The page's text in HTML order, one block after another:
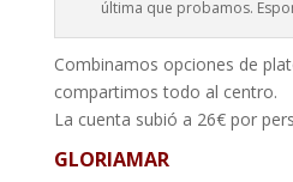
última que probamos.
Combinamos opciones de
compartimos todo al centro.
La cuenta subió a 26€ por
GLORIAMAR